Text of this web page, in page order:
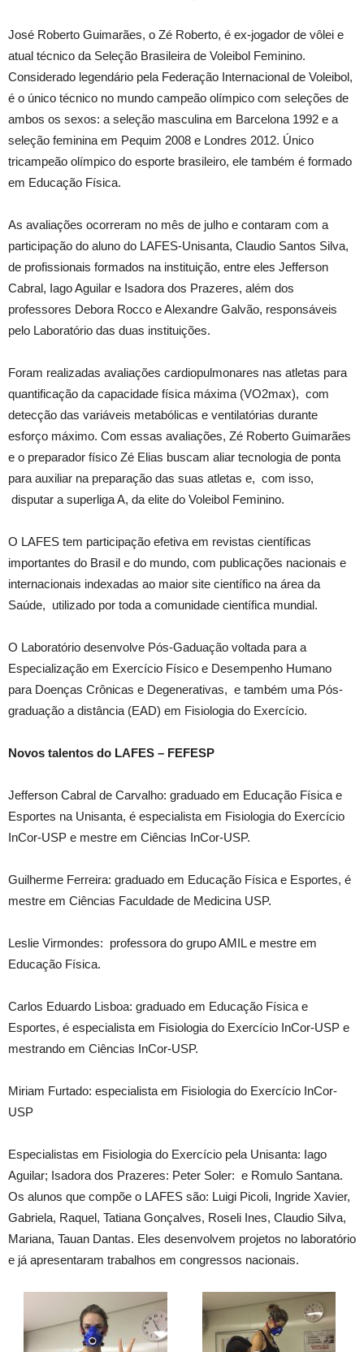
José Roberto Guimarães, o Zé Roberto, é ex-jogador de vôlei e
atual técnico da Seleção Brasileira de Voleibol Feminino.
Considerado legendário pela Federação Internacional de Voleibol,
é o único técnico no mundo campeão olímpico com seleções de
ambos os sexos: a seleção masculina em Barcelona 1992 e a
seleção feminina em Pequim 2008 e Londres 2012. Único
tricampeão olímpico do esporte brasileiro, ele também é formado
em Educação Física.
As avaliações ocorreram no mês de julho e contaram com a
participação do aluno do LAFES-Unisanta, Claudio Santos Silva,
de profissionais formados na instituição, entre eles Jefferson
Cabral, Iago Aguilar e Isadora dos Prazeres, além dos
professores Debora Rocco e Alexandre Galvão, responsáveis
pelo Laboratório das duas instituições.
Foram realizadas avaliações cardiopulmonares nas atletas para
quantificação da capacidade física máxima (VO2max), com
detecção das variáveis metabólicas e ventilatórias durante
esforço máximo. Com essas avaliações, Zé Roberto Guimarães
e o preparador físico Zé Elias buscam aliar tecnologia de ponta
para auxiliar na preparação das suas atletas e, com isso,
disputar a superliga A, da elite do Voleibol Feminino.
O LAFES tem participação efetiva em revistas científicas
importantes do Brasil e do mundo, com publicações nacionais e
internacionais indexadas ao maior site científico na área da
Saúde, utilizado por toda a comunidade científica mundial.
O Laboratório desenvolve Pós-Gaduação voltada para a
Especialização em Exercício Físico e Desempenho Humano
para Doenças Crônicas e Degenerativas, e também uma Pós-
graduação a distância (EAD) em Fisiologia do Exercício.
Novos talentos do LAFES – FEFESP
Jefferson Cabral de Carvalho: graduado em Educação Física e
Esportes na Unisanta, é especialista em Fisiologia do Exercício
InCor-USP e mestre em Ciências InCor-USP.
Guilherme Ferreira: graduado em Educação Física e Esportes, é
mestre em Ciências Faculdade de Medicina USP.
Leslie Virmondes: professora do grupo AMIL e mestre em
Educação Física.
Carlos Eduardo Lisboa: graduado em Educação Física e
Esportes, é especialista em Fisiologia do Exercício InCor-USP e
mestrando em Ciências InCor-USP.
Miriam Furtado: especialista em Fisiologia do Exercício InCor-
USP
Especialistas em Fisiologia do Exercício pela Unisanta: Iago
Aguilar; Isadora dos Prazeres: Peter Soler: e Romulo Santana.
Os alunos que compõe o LAFES são: Luigi Picoli, Ingride Xavier,
Gabriela, Raquel, Tatiana Gonçalves, Roseli Ines, Claudio Silva,
Mariana, Tauan Dantas. Eles desenvolvem projetos no laboratório
e já apresentaram trabalhos em congressos nacionais.